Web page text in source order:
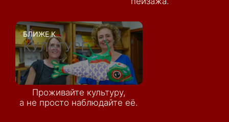
БЛИЖЕ К
КУЛЬТУРЕ
Проживайте культуру,
а не просто наблюдайте её.